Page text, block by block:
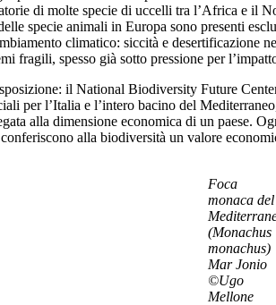
di molte specie di uccelli tra l’Africa e il
specie animali in Europa sono presenti
climatico: siccità e desertificazione
fragili, spesso già sotto pressione per
il National Biodiversity Future
per l’Italia e l’intero bacino del
alla dimensione economica di un paese.
alla biodiversità un valore
Foca
monaca del
(Monachus
monachus)
Mar Jonio
©Ugo
Mellone